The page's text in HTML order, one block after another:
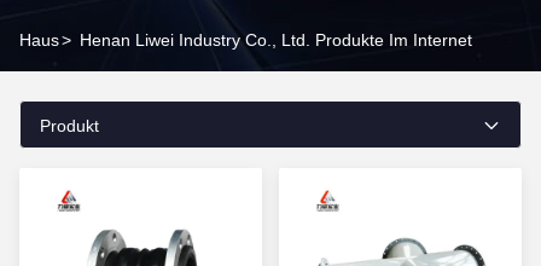
Haus> Henan Liwei Industry Co., Ltd. Produkte Im Internet
Produkt